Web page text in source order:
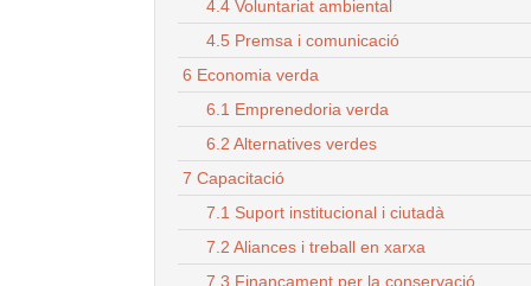
4.4 Voluntariat ambiental
4.5 Premsa i comunicació
6 Economia verda
6.1 Emprenedoria verda
6.2 Alternatives verdes
7 Capacitació
7.1 Suport institucional i ciutadà
7.2 Aliances i treball en xarxa
7.3 Finançament per la conservació